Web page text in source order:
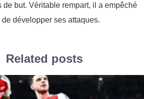
de but. Véritable rempart, il a empêché
développer ses attaques.
Related posts